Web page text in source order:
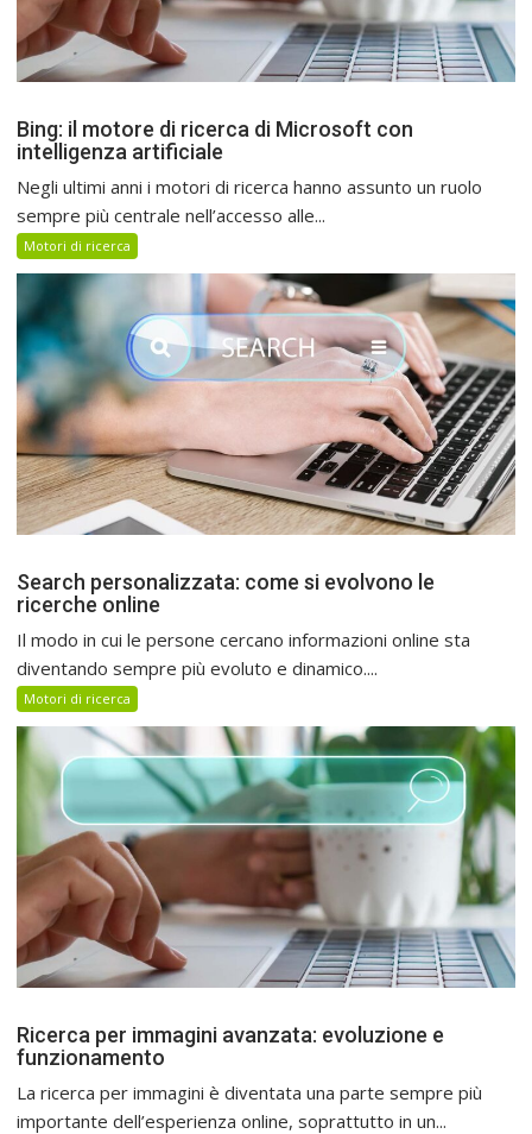
Bing: il motore di ricerca di Microsoft con
intelligenza artificiale
Negli ultimi anni i motori di ricerca hanno assunto un ruolo
sempre più centrale nell’accesso alle...
Motori di ricerca
Search personalizzata: come si evolvono le
ricerche online
Il modo in cui le persone cercano informazioni online sta
diventando sempre più evoluto e dinamico....
Motori di ricerca
Ricerca per immagini avanzata: evoluzione e
funzionamento
La ricerca per immagini è diventata una parte sempre più
importante dell’esperienza online, soprattutto in un...